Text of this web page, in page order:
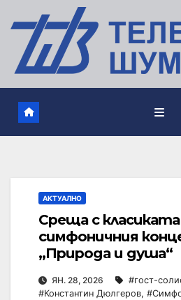
АКТУАЛНО
Среща с
симфоничния
„Природа и душа“
ЯН. 28, 2026 #гост-
#Константин Дюлгеров,